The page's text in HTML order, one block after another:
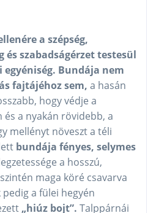
a szépség,
és szabadságérzet testesül
egyéniség. Bundája nem
fajtájéhoz sem, a hasán
hogy védje a
a nyakán rövidebb, a
mellényt növeszt a téli
bundája fényes, selymes
a hosszú,
maga köré csavarva
a fülei hegyén
„hiúz bojt”. Talppárnái